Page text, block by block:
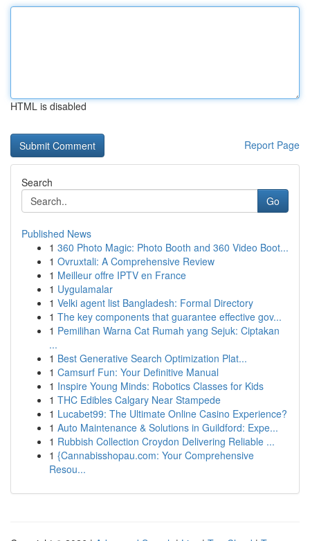
HTML is disabled
Report Page
Search
Go
Published News
1 360 Photo Magic: Photo Booth and 360 Video Boot...
1 Ovruxtali: A Comprehensive Review
1 Meilleur offre IPTV en France
1 Uygulamalar
1 Velki agent list Bangladesh: Formal Directory
1 The key components that guarantee effective gov...
1 Pemilihan Warna Cat Rumah yang Sejuk: Ciptakan
...
1 Best Generative Search Optimization Plat...
1 Camsurf Fun: Your Definitive Manual
1 Inspire Young Minds: Robotics Classes for Kids
1 THC Edibles Calgary Near Stampede
1 Lucabet99: The Ultimate Online Casino Experience?
1 Auto Maintenance & Solutions in Guildford: Expe...
1 Rubbish Collection Croydon Delivering Reliable ...
1 {Cannabisshopau.com: Your Comprehensive
Resou...